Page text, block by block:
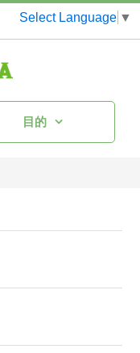
Select Language ▼
目的